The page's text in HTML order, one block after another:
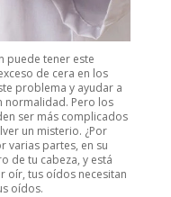
puede tener este
de cera en los
problema y ayudar a
normalidad. Pero los
ser más complicados
un misterio. ¿Por
varias partes, en su
de tu cabeza, y está
oír, tus oídos necesitan
oídos.